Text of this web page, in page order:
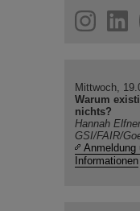
helmholtz.social
facebook
Mittwoch,
Warum
nichts?
Hannah
GSI/FAIR/
Anmeldung
Informationen